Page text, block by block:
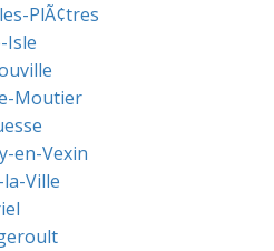
PlÃ¢tres
Isle
Moutier
en-Vexin
Ville